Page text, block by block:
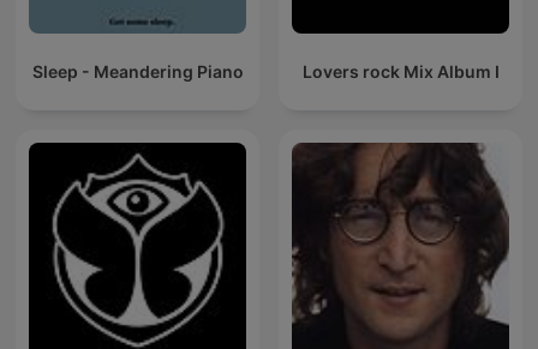
Sleep - Meandering Piano Lovers rock Mix Album I